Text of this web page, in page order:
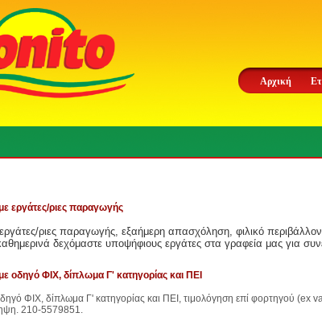
Αρχική
εργάτες/ριες παραγωγής
εργάτες/ριες παραγωγής, εξαήμερη απασχόληση, φιλικό
δεχόμαστε υποψήφιους εργάτες στα γραφεία μας για
οδηγό ΦΙΧ, δίπλωμα Γ' κατηγορίας και ΠΕΙ
ΦΙΧ, δίπλωμα Γ' κατηγορίας και ΠΕΙ, τιμολόγηση επί φορτηγού (ex
210-5579851.